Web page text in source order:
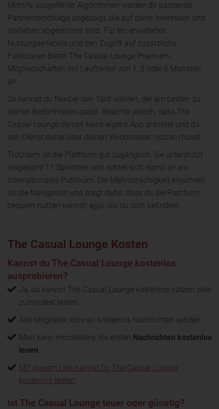
Mithilfe ausgefeilter Algorithmen werden dir passende
Partnervorschläge angezeigt, die auf deine Interessen und
Vorlieben abgestimmt sind. Für ein erweitertes
Nutzungserlebnis und den Zugriff auf zusätzliche
Funktionen bietet The Casual Lounge Premium-
Mitgliedschaften mit Laufzeiten von 1, 3 oder 6 Monaten
an.
So kannst du flexibel den Tarif wählen, der am besten zu
deinen Bedürfnissen passt. Beachte jedoch, dass The
Casual Lounge derzeit keine eigene App anbietet und du
den Dienst daher über deinen Webbrowser nutzen musst.
Trotzdem ist die Plattform gut zugänglich: Sie unterstützt
insgesamt 11 Sprachen und richtet sich damit an ein
internationales Publikum. Die Mehrsprachigkeit erleichtert
dir die Navigation und sorgt dafür, dass du die Plattform
bequem nutzen kannst, egal, wo du dich befindest.
The Casual Lounge Kosten
Kannst du The Casual Lounge kostenlos
ausprobieren?
Ja, du kannst The Casual Lounge kostenlos nutzen oder
zumindest testen
Alle Mitglieder können kostenlos Nachrichten senden
Man kann mindestens die ersten Nachrichten kostenlos
lesen
Mit diesem Link kannst Du The Casual Lounge
kostenlos testen
Ist The Casual Lounge teuer oder günstig?